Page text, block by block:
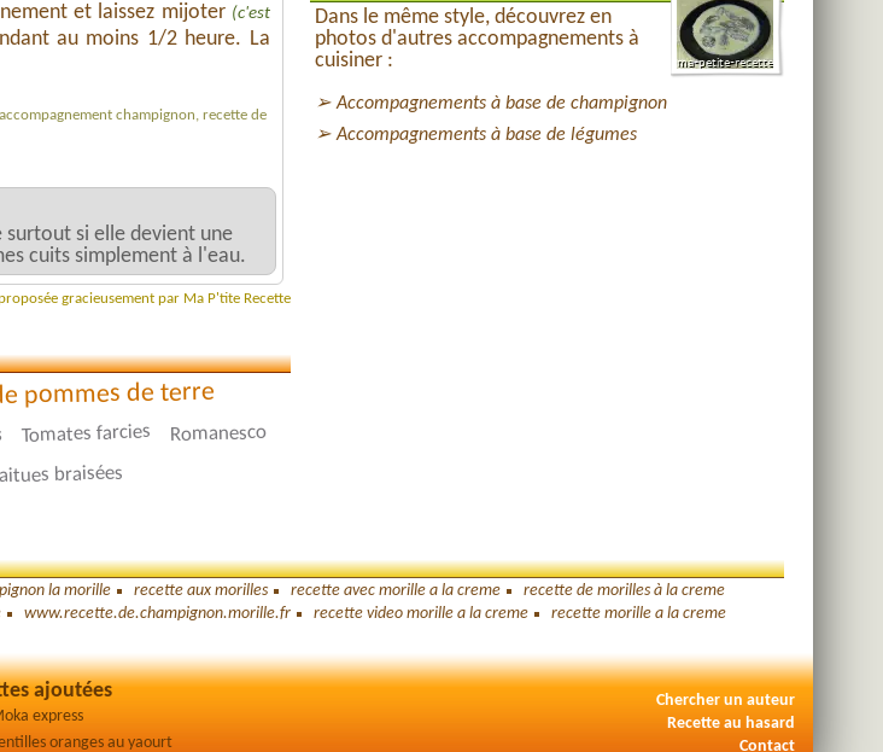
et laissez mijoter (c'est
au moins 1/2 heure. La
champignon, recette de
si elle devient une
cuits simplement à l'eau.
gracieusement par Ma P'tite Recette
pommes de terre
Tomates farcies Romanesco
braisées
Dans le même style, découvrez en
photos d'autres accompagnements à
cuisiner :
Accompagnements à base de champignon
Accompagnements à base de légumes
la morille recette aux morilles recette avec morille a la creme
recette de morilles à la creme
www.recette.de.champignon.morille.fr recette video morille a la creme
recette morille a la creme
ajoutées
express
oranges au yaourt
Chercher un auteur
Recette au hasard
Contact